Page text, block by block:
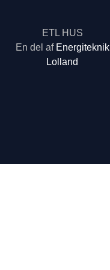
ETL HUS
En del af Energiteknik
Lolland